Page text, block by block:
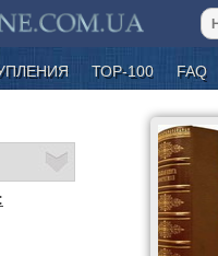
ТОР-100 FAQ